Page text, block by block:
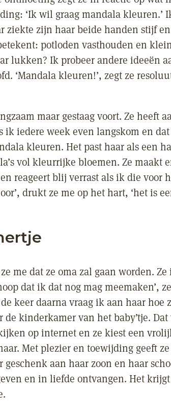
‘Ik wil graag mandala kleuren.’
ziekte zijn haar beide handen stijf
potloden vasthouden en
lukken? Ik probeer andere ideeën
‘Mandala kleuren!’, zegt ze
maar gestaag voort. Ze heeft
ik iedere week even langskom en
kleuren. Het past haar als een
vol kleurrijke bloemen. Ze maakt
reageert blij verrast als ik die voor
drukt ze me op het hart, ‘het is
me dat ze oma zal gaan worden.
dat ik dat nog mag meemaken’,
keer daarna vraag ik aan haar hoe
de kinderkamer van het baby’tje.
op internet en ze kiest een
Met plezier en toewijding geeft
geschenk aan haar zoon en haar
en in liefde ontvangen. Het